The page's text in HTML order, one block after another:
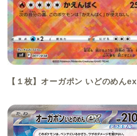
【１枚】オーガポン いどのめんex